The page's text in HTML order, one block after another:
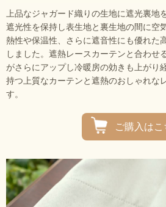
上品なジャガード織りの生地に遮光裏地
遮光性を保持し表生地と裏生地の間に空
熱性や保温性、さらに遮音性にも優れた
しました。遮熱レースカーテンと合わせ
がさらにアップし冷暖房の効きも上がり
持つ上質なカーテンと遮熱のおしゃれな
す。
ご購入はこ